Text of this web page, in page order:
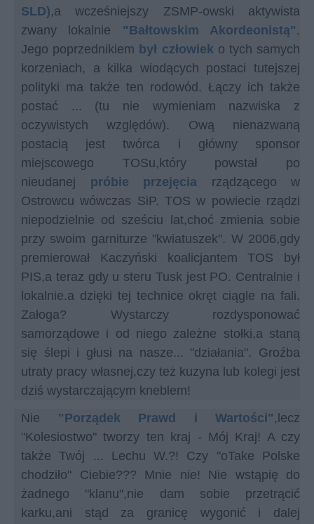
SLD),a wcześniejszy ZSMP-owski aktywista
zwany lokalnie "Bałtowskim Akordeonistą" .
Jego poprzednikiem był człowieko tych samych
korzeniach, a kilka wiodących postaci tutejszej
polityki ma także ten rodowód. Łączy ich także
postać ... (tu nie wymieniam nazwiska z
oczywistych względów). Ową nienazwaną
postacią jest twórca i główny sponsor
miejscowego TOSu,który powstał po
nieudanej próbie przejęcia rządzącego w
Ostrowcu wówczas SiP. TOS w powiecie rządzi
niepodzielnie od sześciu lat,choć zmienia sobie
przy swoim garniturze "kwiatuszek". W 2006,gdy
premierował Kaczyński koalicjantem TOS był
PIS,a teraz gdy u steru Tusk jest PO. Centralnie i
lokalnie.a dzięki tej technice okręt ciągle na fali.
Załoga? Wystarczy rozdysponować
samorządowe i od niego zależne stołki,a staną
się ślepi i głusi na nasze... "działania". Groźba
utraty pracy własnej,czy też kuzyna lub kolegi jest
dziś wystarczającym kneblem!
Nie "Porządek Prawd i Wartości" ,lecz
"Kolesiostwo" tworzy ten kraj - Mój Kraj! A czy
także Twój ... Lechu W.?! Czy "oTake Polske
chodziło" Ciebie??? Mnie nie! Nie wstąpię do
żadnego "klanu",nie dam sobie przetrącić
karku,ani stąd za granicę wygonić i dalej